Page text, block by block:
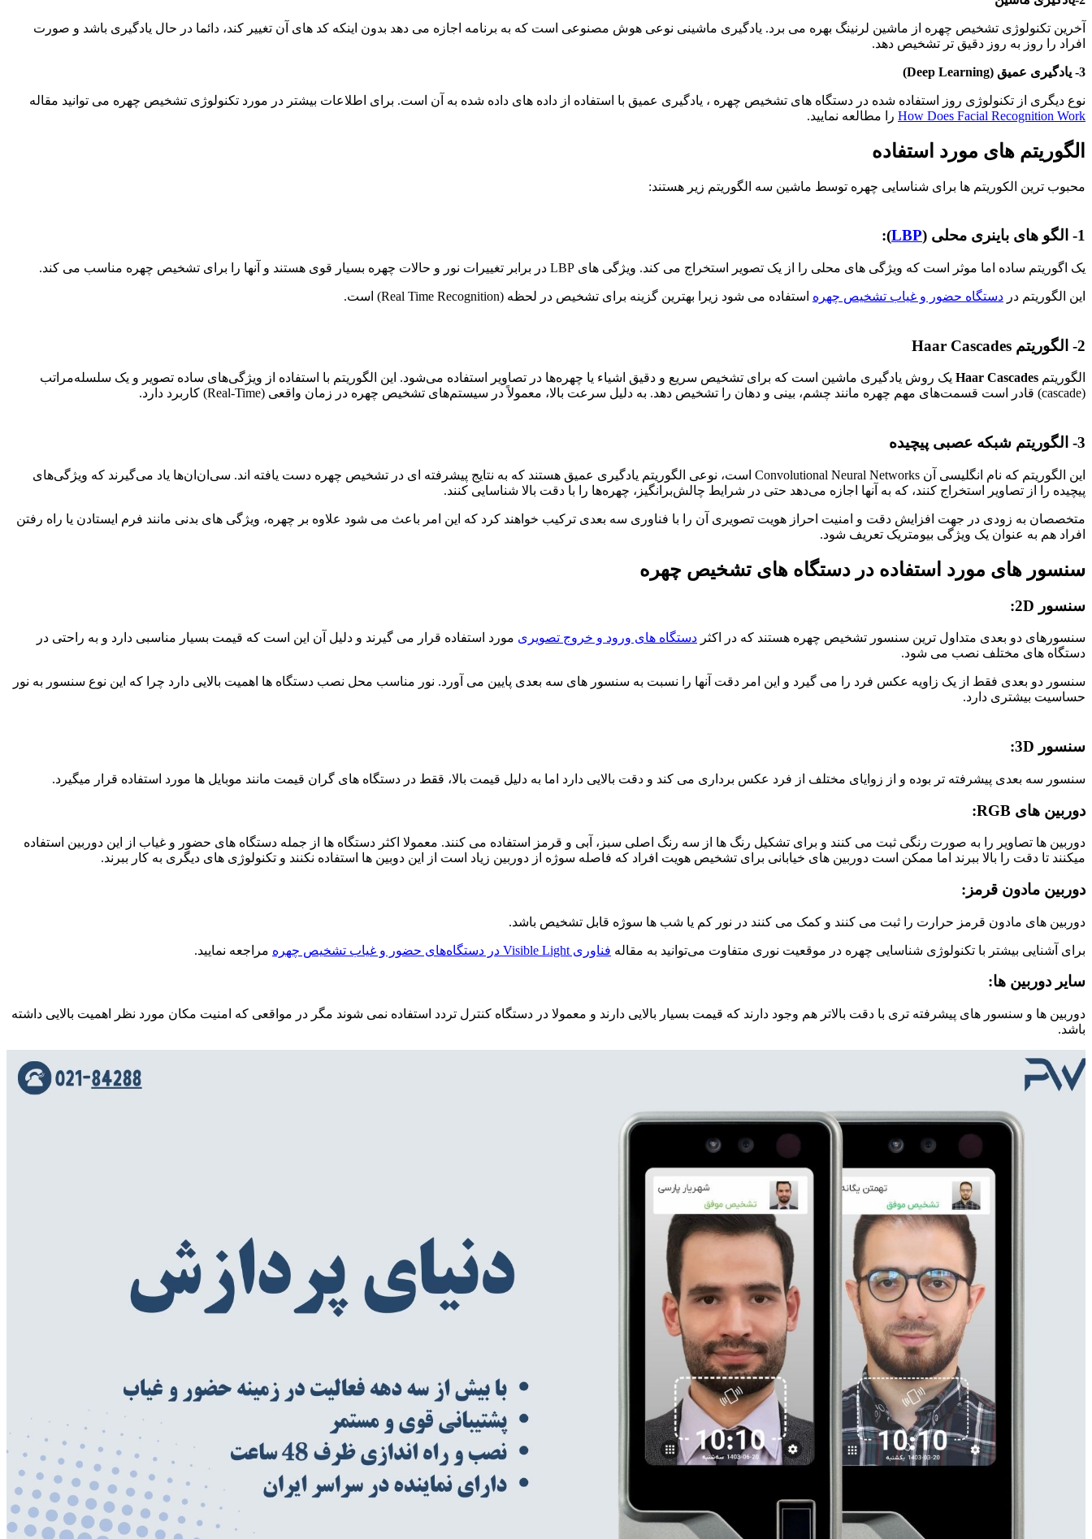
آخرین تکنولوژی تشخیص چهره از ماشین لرنینگ بهره می برد. یادگیری ماشینی نوعی هوش مصنوعی است که به برنامه اجازه می دهد بدون اینکه کد های آن تغییر کند، دائما در حال یادگیری باشد و صورت
افراد را روز به روز دقیق تر تشخیص دهد.
3- یادگیری عمیق (Deep Learning)
نوع دیگری از تکنولوژی روز استفاده شده در دستگاه های تشخیص چهره ، یادگیری عمیق با استفاده از داده های داده شده به آن است. برای اطلاعات بیشتر در مورد تکنولوژی تشخیص چهره می توانید مقاله
How Does Facial Recognition Work را مطالعه نمایید.
الگوریتم های مورد استفاده
محبوب ترین الکوریتم ها برای شناسایی چهره توسط ماشین سه الگوریتم زیر هستند:
1- الگو های باینری محلی ( LBP
):
یک اگوریتم ساده اما موثر است که ویژگی های محلی را از یک تصویر استخراج می کند. ویژگی های LBP در برابر تغییرات نور و حالات چهره بسیار قوی هستند و آنها را برای تشخیص چهره مناسب می کند.
این الگوریتم در دستگاه حضور و غیاب تشخیص چهره استفاده می شود زیرا بهترین گزینه برای تشخیص در لحظه (Real Time Recognition) است.
2- الگوریتم Haar Cascades
الگوریتم Haar Cascades یک روش یادگیری ماشین است که برای تشخیص سریع و دقیق اشیاء یا چهره‌ها در تصاویر استفاده می‌شود. این الگوریتم با استفاده از ویژگی‌های ساده تصویر و یک سلسله‌مراتب
(cascade) قادر است قسمت‌های مهم چهره مانند چشم، بینی و دهان را تشخیص دهد. به دلیل سرعت بالا، معمولاً در سیستم‌های تشخیص چهره در زمان واقعی (Real-Time) کاربرد دارد.
3- الگوریتم شبکه عصبی پیچیده
این الگوریتم که نام انگلیسی آن Convolutional Neural Networks است، نوعی الگوریتم یادگیری عمیق هستند که به نتایج پیشرفته ای در تشخیص چهره دست یافته اند. سی‌ان‌ان‌ها یاد می‌گیرند که ویژگی‌های
پیچیده را از تصاویر استخراج کنند، که به آنها اجازه می‌دهد حتی در شرایط چالش‌برانگیز، چهره‌ها را با دقت بالا شناسایی کنند.
متخصصان به زودی در جهت افزایش دقت و امنیت احراز هویت تصویری آن را با فناوری سه بعدی ترکیب خواهند کرد که این امر باعث می شود علاوه بر چهره، ویژگی های بدنی مانند فرم ایستادن یا راه رفتن
افراد هم به عنوان یک ویژگی بیومتریک تعریف شود.
سنسور های مورد استفاده در دستگاه های تشخیص چهره
سنسور 2D:
سنسورهای دو بعدی متداول ترین سنسور تشخیص چهره هستند که در اکثر دستگاه های ورود و خروج تصویری مورد استفاده قرار می گیرند و دلیل آن این است که قیمت بسیار مناسبی دارد و به راحتی در
دستگاه های مختلف نصب می شود.
سنسور دو بعدی فقط از یک زاویه عکس فرد را می گیرد و این امر دقت آنها را نسبت به سنسور های سه بعدی پایین می آورد. نور مناسب محل نصب دستگاه ها اهمیت بالایی دارد چرا که این نوع سنسور به نور
حساسیت بیشتری دارد.
سنسور 3D:
سنسور سه بعدی پیشرفته تر بوده و از زوایای مختلف از فرد عکس برداری می کند و دقت بالایی دارد اما به دلیل قیمت بالا، ققط در دستگاه های گران قیمت مانند موبایل ها مورد استفاده قرار میگیرد.
دوربین های RGB:
دوربین ها تصاویر را به صورت رنگی ثبت می کنند و برای تشکیل رنگ ها از سه رنگ اصلی سبز، آبی و قرمز استفاده می کنند. معمولا اکثر دستگاه ها از جمله دستگاه های حضور و غیاب از این دوربین استفاده
میکنند تا دقت را بالا ببرند اما ممکن است دوربین های خیابانی برای تشخیص هویت افراد که فاصله سوژه از دوربین زیاد است از این دوبین ها استفاده نکنند و تکنولوژی های دیگری به کار ببرند.
دوربین مادون قرمز:
دوربین های مادون قرمز حرارت را ثبت می کنند و کمک می کنند در نور کم یا شب ها سوژه قابل تشخیص باشد.
برای آشنایی بیشتر با تکنولوژی شناسایی چهره در موقعیت نوری متفاوت می‌‎توانید به مقاله فناوری Visible Light در دستگاه‌های حضور و غیاب تشخیص چهره مراجعه نمایید.
سایر دوربین ها:
دوربین ها و سنسور های پیشرفته تری با دقت بالاتر هم وجود دارند که قیمت بسیار بالایی دارند و معمولا در دستگاه کنترل تردد استفاده نمی شوند مگر در مواقعی که امنیت مکان مورد نظر اهمیت بالایی داشته
باشد.